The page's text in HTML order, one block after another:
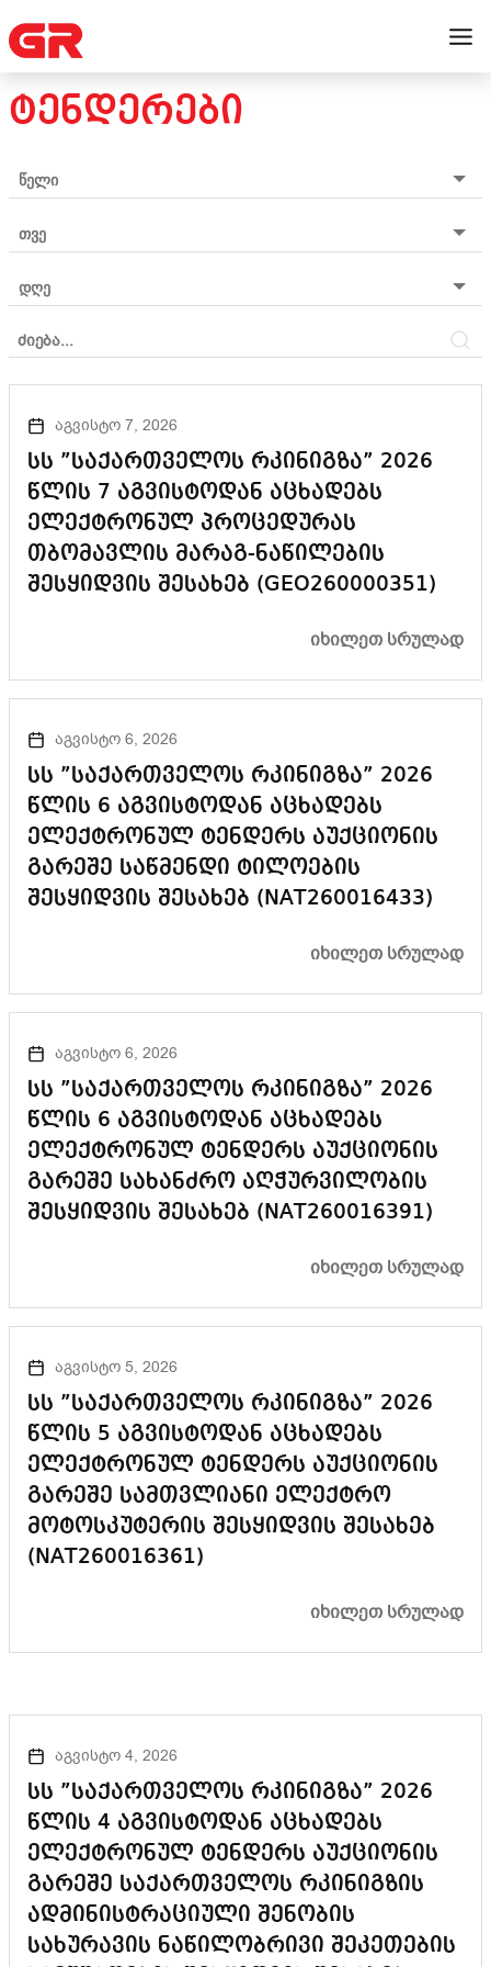
ᲢᲔᲜᲓᲔᲠᲔᲑᲘ
აგვისტო 7, 2026
სს ”საქართველოს რკინიგზა” 2026
წლის 7 აგვისტოდან აცხადებს
ელექტრონულ პროცედურას
თბომავლის მარაგ-ნაწილების
შესყიდვის შესახებ (GEO260000351)
ᲘᲮᲘᲚᲔᲗ ᲡᲠᲣᲚᲐᲓ
აგვისტო 6, 2026
სს ”საქართველოს რკინიგზა” 2026
წლის 6 აგვისტოდან აცხადებს
ელექტრონულ ტენდერს აუქციონის
გარეშე საწმენდი ტილოების
შესყიდვის შესახებ (NAT260016433)
ᲘᲮᲘᲚᲔᲗ ᲡᲠᲣᲚᲐᲓ
აგვისტო 6, 2026
სს ”საქართველოს რკინიგზა” 2026
წლის 6 აგვისტოდან აცხადებს
ელექტრონულ ტენდერს აუქციონის
გარეშე სახანძრო აღჭურვილობის
შესყიდვის შესახებ (NAT260016391)
ᲘᲮᲘᲚᲔᲗ ᲡᲠᲣᲚᲐᲓ
აგვისტო 5, 2026
სს ”საქართველოს რკინიგზა” 2026
წლის 5 აგვისტოდან აცხადებს
ელექტრონულ ტენდერს აუქციონის
გარეშე სამთვლიანი ელექტრო
მოტოსკუტერის შესყიდვის შესახებ
(NAT260016361)
ᲘᲮᲘᲚᲔᲗ ᲡᲠᲣᲚᲐᲓ
აგვისტო 4, 2026
სს ”საქართველოს რკინიგზა” 2026
წლის 4 აგვისტოდან აცხადებს
ელექტრონულ ტენდერს აუქციონის
გარეშე საქართველოს რკინიგზის
ადმინისტრაციული შენობის
სახურავის ნაწილობრივი შეკეთების